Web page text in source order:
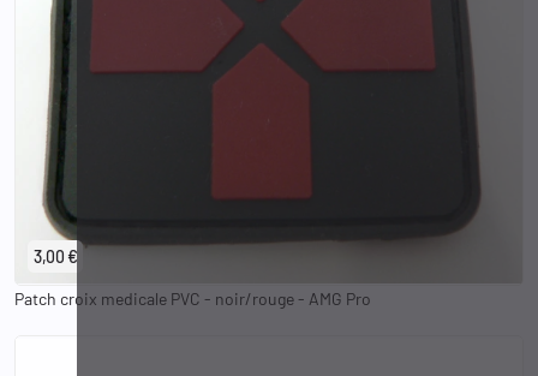
3,00 €
Patch croix medicale PVC - noir/rouge - AMG Pro